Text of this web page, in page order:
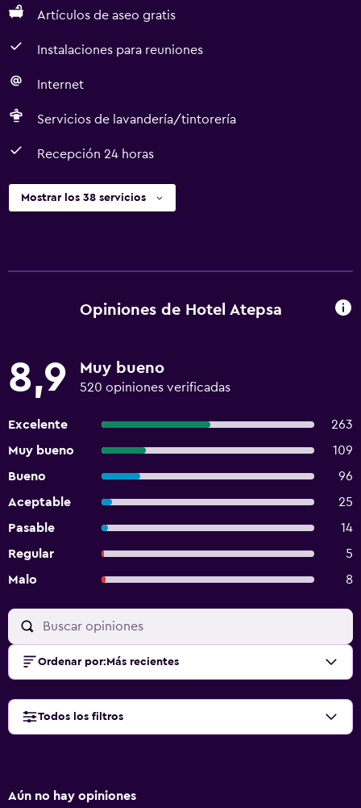
Artículos de aseo gratis
Instalaciones para reuniones
Internet
Servicios de lavandería/tintorería
Recepción 24 horas
Mostrar los 38 servicios
Opiniones de Hotel Atepsa
8,9 Muy bueno
520 opiniones verificadas
Excelente
263
Muy bueno
109
Bueno
96
Aceptable
25
Pasable
14
Regular
5
Malo
8
Ordenar por: Más recientes
Todos los filtros
Aún no hay opiniones